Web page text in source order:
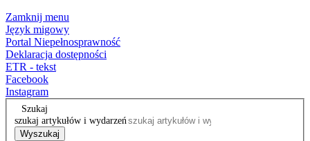
Zamknij menu
Język migowy
Portal Niepełnosprawność
Deklaracja dostępności
ETR - tekst
Facebook
Instagram
Szukaj
szukaj artykułów i wydarzeń
Wyszukaj